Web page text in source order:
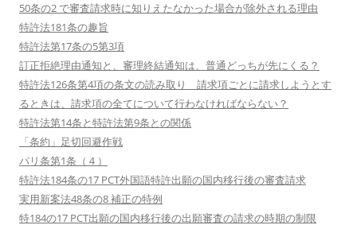
50条の2 で審査請求時に知りえたなかった場合が除外される理由
特許法181条の趣旨
特許法第17条の5第3項
訂正拒絶理由通知と、審理終結通知は、普通どっちが先にくる？
特許法126条第4項の条文の読み取り 請求項ごとに請求しようとす
るときは、請求項の全てについて行わなければならない？
特許法第14条と特許法第9条との関係
「条約」足切回避作戦
パリ条第1条（４）
特許法184条の17 PCT外国語特許出願の国内移行後の審査請求
実用新案法48条の8 補正の特例
特184の17 PCT出願の国内移行後の出願審査の請求の時期の制限